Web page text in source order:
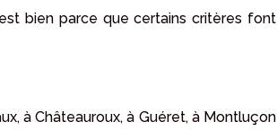
bien parce que certains critères font
à Châteauroux, à Guéret, à Montluçon